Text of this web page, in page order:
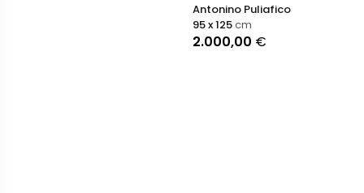
Antonino Puliafico
2.000,00 €
95 x 125cm